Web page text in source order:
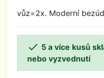
vůz=2x. Moderní
 5 a více kusů
nebo vyzvednutí